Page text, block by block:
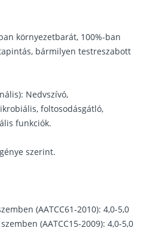
környezetbarát, 100%-ban
bármilyen testreszabott
Nedvszívó,
foltosodásgátló,
funkciók.
szerint.
(AATCC61-2010): 4,0-5,0
(AATCC15-2009): 4,0-5,0